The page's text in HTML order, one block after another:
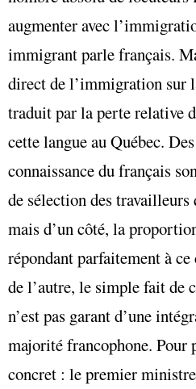
augmenter avec
immigrant parle français.
direct de l’immigration sur
traduit par la perte relative
cette langue au Québec.
connaissance du français
de sélection des
mais d’un côté, la
répondant parfaitement à
de l’autre, le simple fait de
n’est pas garant d’une
majorité francophone. Pour
concret : le premier